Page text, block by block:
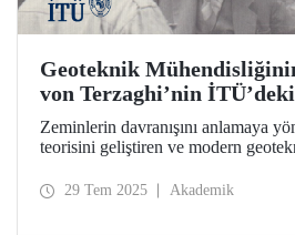
Geoteknik
von Terzaghi’nin
Zeminlerin davranışını anlamaya
teorisini geliştiren ve modern
Terzaghi’nin ders notları,
29 Tem 2025 Akademik